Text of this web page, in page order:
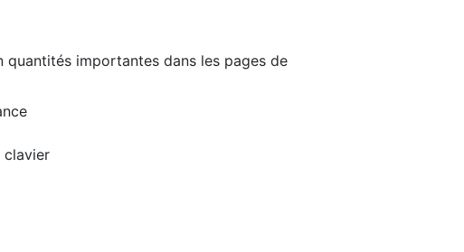
importantes dans les pages de
clavier